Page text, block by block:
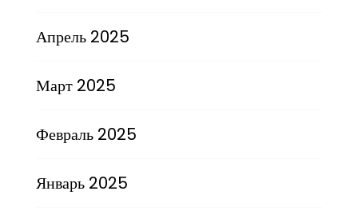
Апрель 2025
Март 2025
Февраль 2025
Январь 2025